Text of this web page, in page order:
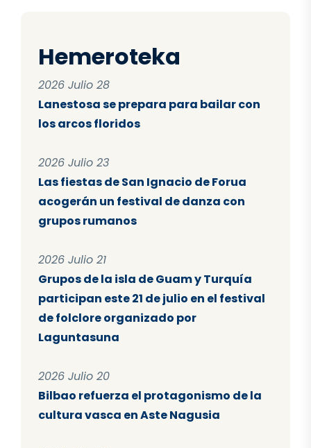
Hemeroteka
2026 Julio 28
Lanestosa se prepara para bailar con
los arcos floridos
2026 Julio 23
Las fiestas de San Ignacio de Forua
acogerán un festival de danza con
grupos rumanos
2026 Julio 21
Grupos de la isla de Guam y Turquía
participan este 21 de julio en el festival
de folclore organizado por
Laguntasuna
2026 Julio 20
Bilbao refuerza el protagonismo de la
cultura vasca en Aste Nagusia